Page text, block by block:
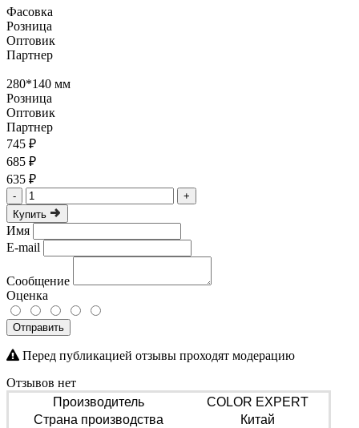
Фасовка
Розница
Оптовик
Партнер
280*140 мм
Розница
Оптовик
Партнер
745 ₽
685 ₽
635 ₽
-
+
Купить
Имя
E-mail
Сообщение
Оценка
Отправить
Перед публикацией отзывы проходят модерацию
Отзывов нет
Производитель
COLOR EXPERT
Страна производства
Китай